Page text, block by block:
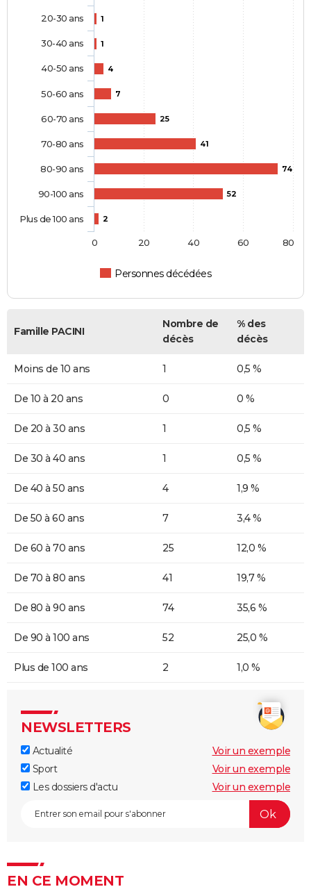
1
1
4
7
25
41
74
52
2
Personnes décédées
20-30 ans
30-40 ans
40-50 ans
50-60 ans
60-70 ans
70-80 ans
80-90 ans
90-100 ans
Plus de 100 ans
0 20 40 60 80
Famille PACINI
Nombre de
décès
% des
décès
Moins de 10 ans 1 0,5 %
De 10 à 20 ans 0 0 %
De 20 à 30 ans 1 0,5 %
De 30 à 40 ans 1 0,5 %
De 40 à 50 ans 4 1,9 %
De 50 à 60 ans 7 3,4 %
De 60 à 70 ans 25 12,0 %
De 70 à 80 ans 41 19,7 %
De 80 à 90 ans 74 35,6 %
De 90 à 100 ans 52 25,0 %
Plus de 100 ans 2 1,0 %
NEWSLETTERS
Actualité
Voir un exemple
Sport
Voir un exemple
Les dossiers d'actu
Voir un exemple
EN CE MOMENT